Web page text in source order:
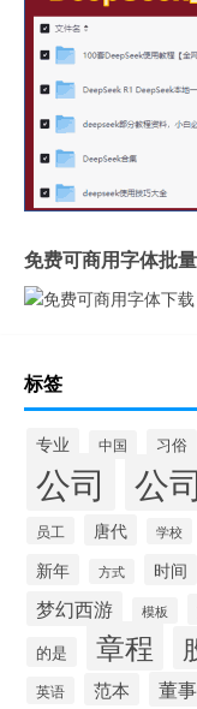
免费可商用字体批
标签
专业 中国 习俗
公司 公
员工 唐代 学校
新年 方式 时间
梦幻西游 模板
的是 章程
英语 范本 董